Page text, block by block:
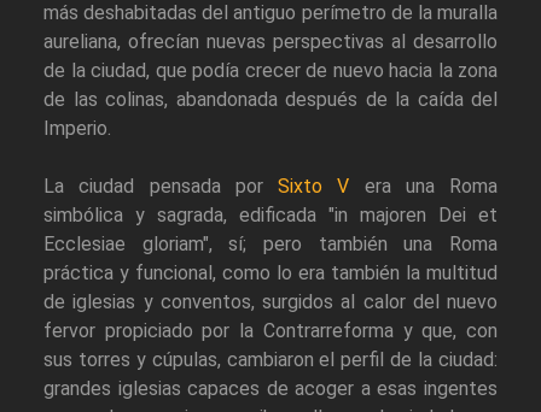
más deshabitadas del antiguo perímetro de la muralla
aureliana, ofrecían nuevas perspectivas al desarrollo
de la ciudad, que podía crecer de nuevo hacia la zona
de las colinas, abandonada después de la caída del
Imperio.
La ciudad pensada por Sixto V era una Roma
simbólica y sagrada, edificada "in majoren Dei et
Ecclesiae gloriam", sí; pero también una Roma
práctica y funcional, como lo era también la multitud
de iglesias y conventos, surgidos al calor del nuevo
fervor propiciado por la Contrarreforma y que, con
sus torres y cúpulas, cambiaron el perfil de la ciudad:
grandes iglesias capaces de acoger a esas ingentes